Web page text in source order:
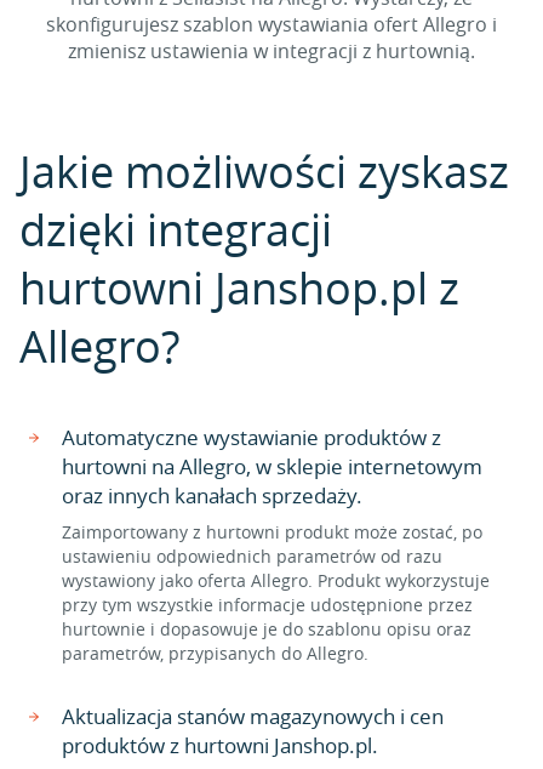
skonfigurujesz szablon wystawiania ofert Allegro i
zmienisz ustawienia w integracji z hurtownią.
Jakie możliwości zyskasz
dzięki integracji
hurtowni Janshop.pl z
Allegro?
Automatyczne wystawianie produktów z
hurtowni na Allegro, w sklepie internetowym
oraz innych kanałach sprzedaży.
Zaimportowany z hurtowni produkt może zostać, po
ustawieniu odpowiednich parametrów od razu
wystawiony jako oferta Allegro. Produkt wykorzystuje
przy tym wszystkie informacje udostępnione przez
hurtownie i dopasowuje je do szablonu opisu oraz
parametrów, przypisanych do Allegro.
Aktualizacja stanów magazynowych i cen
produktów z hurtowni Janshop.pl.